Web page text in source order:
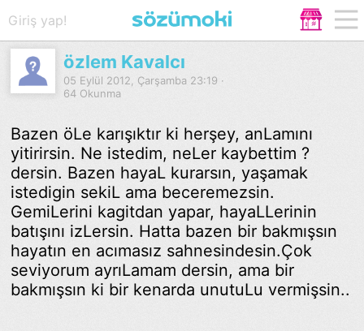
Giriş yap!
özlem Kavalcı
05 Eylül 2012, Çarşamba 23:19 ·
64 Okunma
Bazen öLe karışıktır ki herşey, anLamını
yitirirsin. Ne istedim, neLer kaybettim ?
dersin. Bazen hayaL kurarsın, yaşamak
istedigin sekiL ama beceremezsin.
GemiLerini kagitdan yapar, hayaLLerinin
batışını izLersin. Hatta bazen bir bakmışsın
hayatın en acımasız sahnesindesin.Çok
seviyorum ayrıLamam dersin, ama bir
bakmışsın ki bir kenarda unutuLu vermişsin..